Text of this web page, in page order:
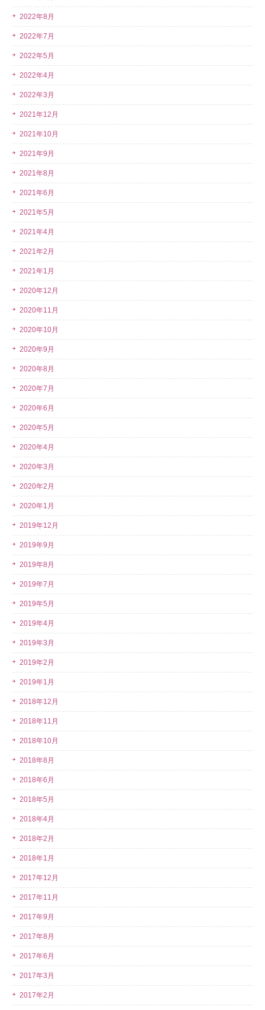
2022年8月
2022年7月
2022年5月
2022年4月
2022年3月
2021年12月
2021年10月
2021年9月
2021年8月
2021年6月
2021年5月
2021年4月
2021年2月
2021年1月
2020年12月
2020年11月
2020年10月
2020年9月
2020年8月
2020年7月
2020年6月
2020年5月
2020年4月
2020年3月
2020年2月
2020年1月
2019年12月
2019年9月
2019年8月
2019年7月
2019年5月
2019年4月
2019年3月
2019年2月
2019年1月
2018年12月
2018年11月
2018年10月
2018年8月
2018年6月
2018年5月
2018年4月
2018年2月
2018年1月
2017年12月
2017年11月
2017年9月
2017年8月
2017年6月
2017年3月
2017年2月